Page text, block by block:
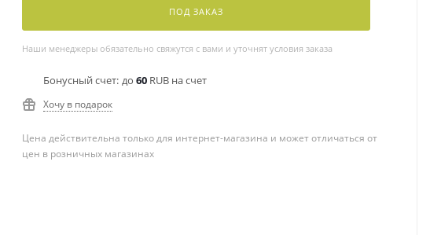
ПОД ЗАКАЗ
Наши менеджеры обязательно свяжутся с вами и уточнят условия заказа
Бонусный счет: до 60RUB на счет
Хочу в подарок
Цена действительна только для интернет-магазина и может отличаться от
цен в розничных магазинах